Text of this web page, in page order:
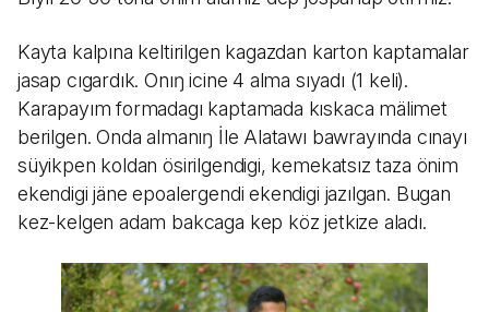
Kayta kalpına keltirilgen kagazdan karton kaptamalar
jasap cıgardık. Onıŋ icine 4 alma sıyadı (1 keli).
Karapayım formadagı kaptamada kıskaca mälimet
berilgen. Onda almanıŋ İle Alatawı bawrayında cınayı
süyikpen koldan ösirilgendigi, kemekatsız taza önim
ekendigi jäne epoalergendi ekendigi jazılgan. Bugan
kez-kelgen adam bakcaga kep köz jetkize aladı.